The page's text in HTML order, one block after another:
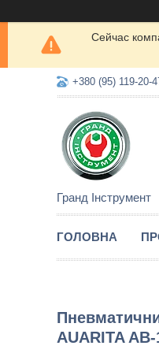
Сейчас
+380 (95) 119-20-
Гранд Інструмент
ГОЛОВНА
AUARITA